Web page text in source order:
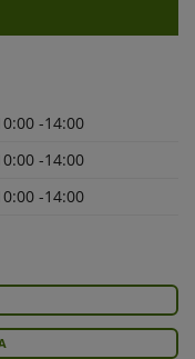
-14:00
-14:00
-14:00